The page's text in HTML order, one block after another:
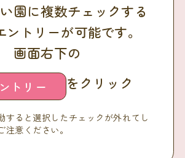
園に複数チェックする
ントリーが可能です。
画面右下の
トリー をクリック
すると選択したチェックが外れてし
注意ください。